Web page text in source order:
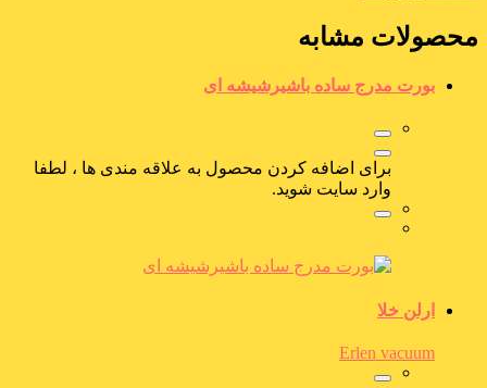
محصولات مشابه
بورت مدرج ساده باشیرشیشه ای
برای اضافه کردن محصول به علاقه مندی ها ، لطفا
وارد سایت شوید.
ارلن خلا
Erlen vacuum